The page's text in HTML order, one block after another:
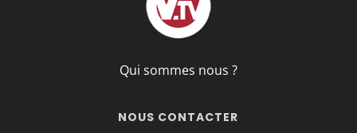
Qui sommes nous ?
NOUS CONTACTER